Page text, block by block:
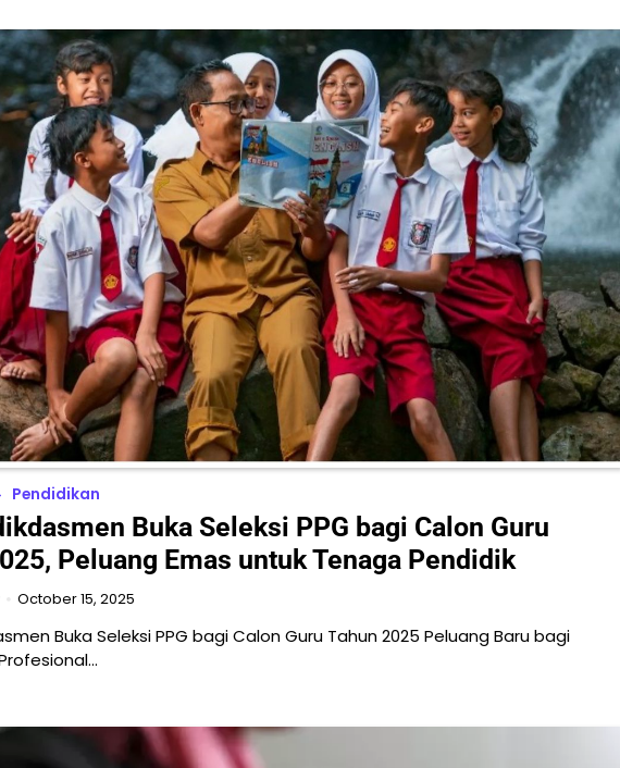
Pendidikan
Buka Seleksi PPG bagi Calon Guru
Peluang Emas untuk Tenaga Pendidik
October 15, 2025
Buka Seleksi PPG bagi Calon Guru Tahun 2025 Peluang Baru bagi